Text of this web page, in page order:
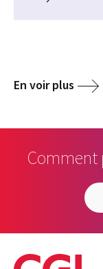
En voir plus
Comment